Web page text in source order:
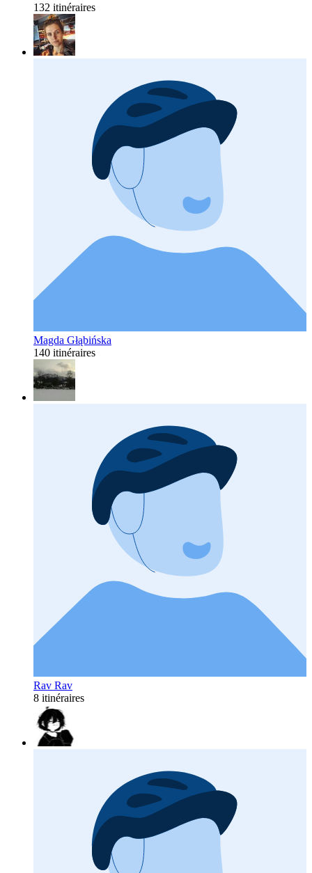
132 itinéraires
Magda Głąbińska
140 itinéraires
Rav Rav
8 itinéraires